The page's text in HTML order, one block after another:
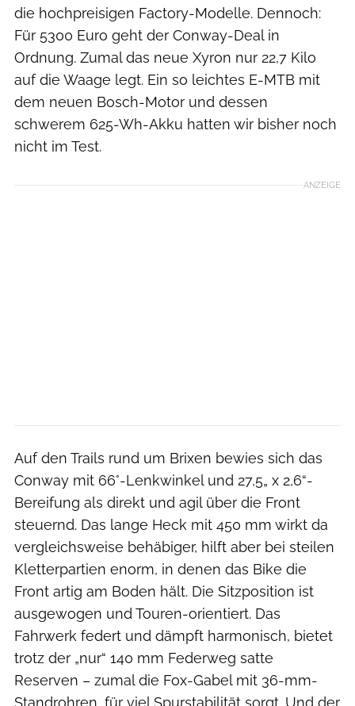
die hochpreisigen Factory-Modelle. Dennoch:
Für 5300 Euro geht der Conway-Deal in
Ordnung. Zumal das neue Xyron nur 22,7 Kilo
auf die Waage legt. Ein so leichtes E-MTB mit
dem neuen Bosch-Motor und dessen
schwerem 625-Wh-Akku hatten wir bisher noch
nicht im Test.
ANZEIGE
Auf den Trails rund um Brixen bewies sich das
Conway mit 66°-Lenkwinkel und 27,5„ x 2,6“-
Bereifung als direkt und agil über die Front
steuernd. Das lange Heck mit 450 mm wirkt da
vergleichsweise behäbiger, hilft aber bei steilen
Kletterpartien enorm, in denen das Bike die
Front artig am Boden hält. Die Sitzposition ist
ausgewogen und Touren-orientiert. Das
Fahrwerk federt und dämpft harmonisch, bietet
trotz der „nur“ 140 mm Federweg satte
Reserven – zumal die Fox-Gabel mit 36-mm-
Standrohren, für viel Spurstabilität sorgt. Und der